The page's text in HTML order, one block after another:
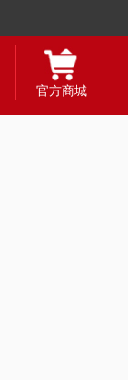
官方商城